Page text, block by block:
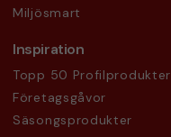
Miljösmart
Inspiration
Topp 50 Profilprodukter
Företagsgåvor
Säsongsprodukter